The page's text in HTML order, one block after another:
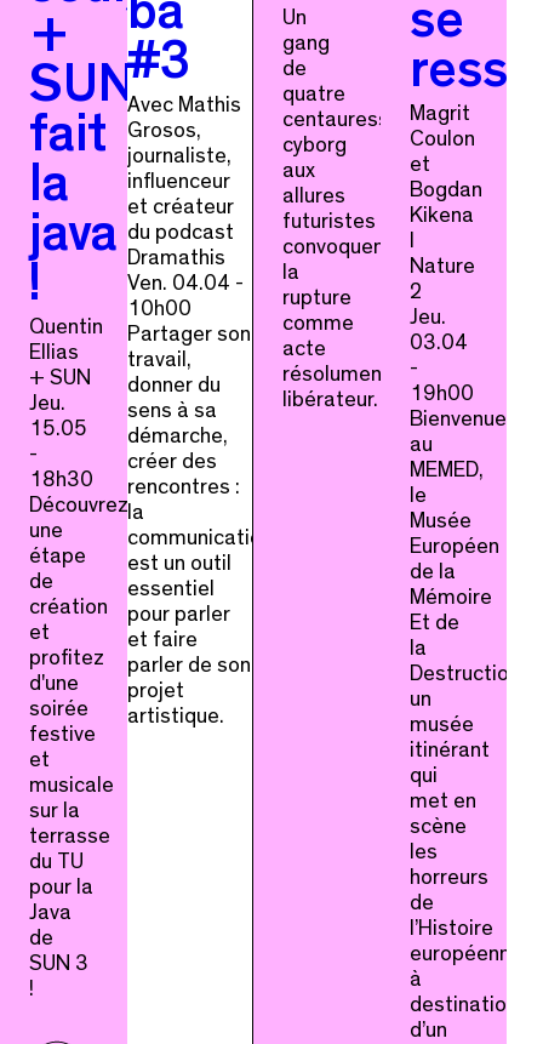
+
SUN
fait
la
java
!
Quentin
Ellias
+ SUN
Jeu.
15.05
-
18h30
Découvrez
une
étape
de
création
et
profitez
d'une
soirée
festive
et
musicale
sur la
terrasse
du TU
pour la
Java
de
SUN 3
!
ba
#3
Avec Mathis
Grosos,
journaliste,
influenceur
et créateur
du podcast
Dramathis
Ven. 04.04 -
10h00
Partager son
travail,
donner du
sens à sa
démarche,
créer des
rencontres :
la
communication
est un outil
essentiel
pour parler
et faire
parler de son
projet
artistique.
Un
gang
de
quatre
centauresses-
cyborg
aux
allures
futuristes
convoquent
la
rupture
comme
acte
résolument
libérateur.
se
Magrit
Coulon
et
Bogdan
Kikena
Nature
2
Jeu.
03.04
-
19h00
Bienvenue
au
MEMED,
le
Musée
Européen
de la
Mémoire
Et de
la
Destruction,
un
musée
itinérant
qui
met en
scène
les
horreurs
de
l’Histoire
européenne
à
destination
d’un